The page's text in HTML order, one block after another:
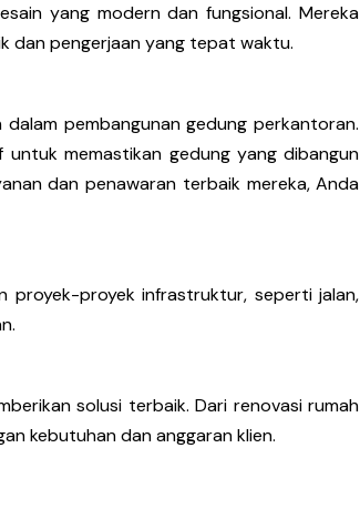
yang modern dan fungsional. Mereka
dan pengerjaan yang tepat waktu.
pembangunan gedung perkantoran.
memastikan gedung yang dibangun
dan penawaran terbaik mereka, Anda
proyek-proyek infrastruktur, seperti jalan,
solusi terbaik. Dari renovasi rumah
kebutuhan dan anggaran klien.